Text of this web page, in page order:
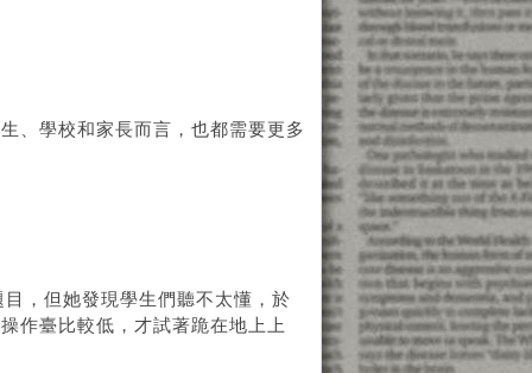
、學校和家長而言，也都需要更多
，但她發現學生們聽不太懂，於
作臺比較低，才試著跪在地上上